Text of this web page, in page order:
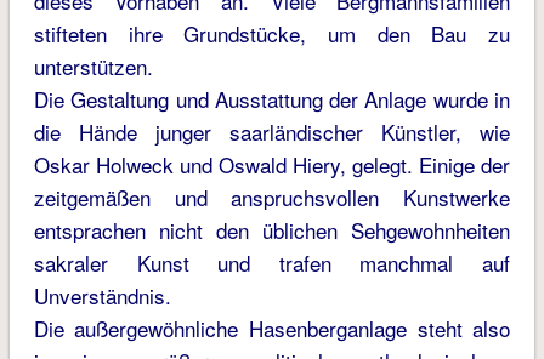
stifteten ihre Grundstücke, um den Bau zu
unterstützen.
Die Gestaltung und Ausstattung der Anlage wurde in
die Hände junger saarländischer Künstler, wie
Oskar Holweck und Oswald Hiery, gelegt. Einige der
zeitgemäßen und anspruchsvollen Kunstwerke
entsprachen nicht den üblichen Sehgewohnheiten
sakraler Kunst und trafen manchmal auf
Unverständnis.
Die außergewöhnliche Hasenberganlage steht also